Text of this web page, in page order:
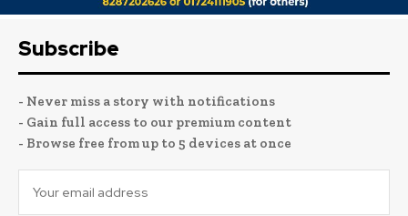
Subscribe
- Never miss a story with notifications
- Gain full access to our premium content
- Browse free from up to 5 devices at once